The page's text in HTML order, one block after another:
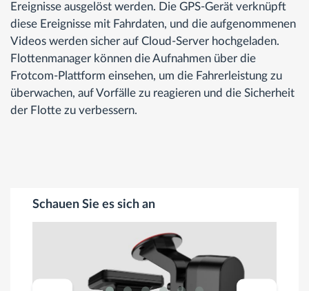
Ereignisse ausgelöst werden. Die GPS-Gerät verknüpft
diese Ereignisse mit Fahrdaten, und die aufgenommenen
Videos werden sicher auf Cloud-Server hochgeladen.
Flottenmanager können die Aufnahmen über die
Frotcom-Plattform einsehen, um die Fahrerleistung zu
überwachen, auf Vorfälle zu reagieren und die Sicherheit
der Flotte zu verbessern.
Schauen Sie es sich an